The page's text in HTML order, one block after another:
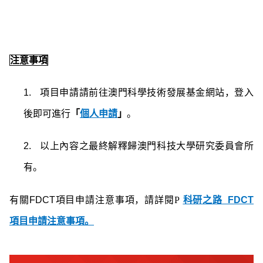
注意事項
1. 項目申請請前往澳門科學技術發展基金網站，登入
後即可進行 「個人申請 」 。
2. 以上內容之最終解釋歸澳門科技大學研究委員會所
有。
有關 FDCT項目申請注意事項，請詳閱P 科研之路 _FDCT
項目申請注意事項。